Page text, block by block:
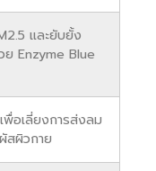
และยับยั้ง
ย Enzyme Blue
พื่อเลี่ยงการส่งลม
สผิวกาย